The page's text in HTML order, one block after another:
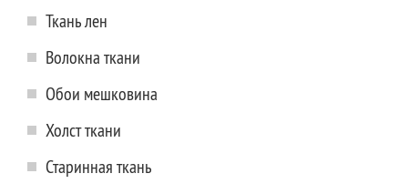
Ткань лен
Волокна ткани
Обои мешковина
Холст ткани
Старинная ткань